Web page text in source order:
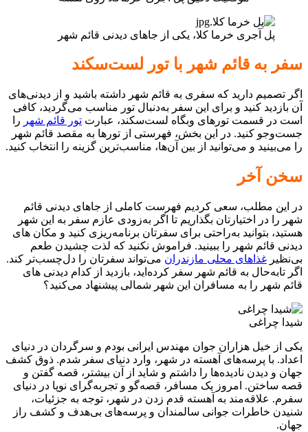
پل آجری خرما کلا، یکی از جاهای دیدنی قائم شهر
سفر به قائم شهر با تور لست‌سکند
اگر تصمیم دارید که سفری به قائم شهر داشته باشید و از دیدنی‌های
آن بازدید کنید و برای این سفر به‌دنبال تور مناسب می‌گردید، کافی
است در قسمت تورهای وبگاه لست‌سکند، عبارت تور قائم شهر را
جست‌وجو کنید. در این بخش، فهرستی از تورها به مقصد قائم شهر
را می‌بینید و می‌توانید از بین آن‌ها، مناسب‌ترین گزینه را انتخاب کنید.
سخن آخر
در این مطلب، سعی کردیم فهرست کاملی از جاهای دیدنی قائم
شهر را در اختیارتان بگذاریم تا اگر به‌زودی عازم سفر به این شهر
هستید، بتوانید به‌راحتی برای سفرتان برنامه‌ریزی کنید و مکان های
دیدنی قائم شهر را ببینید. فراموش نکنید که لذت چشیدن طعم
بی‌نظیر غذاهای محلی مازندران می‌تواند سفرتان را دل‌چسب‌تر کند.
اگر تابه‌حال به قائم شهر سفر کرده‌اید، بازدید از کدام دیدنی های
قائم شهر را به مسافران این شهر شمالی پیشنهاد می‌کنید؟
شیدا چراغی
یکی از خیل هزاران جوان مهندس ایرانی بودم و سرگردان در دنیای
اعداد. با پرسه‌های آهسته در شهر، وارد دنیای سفر شدم. ذوق کشف
جهان و دیدن نادیده‌ها را داشتم و شاید از آن بیشتر، قصه گفتن و
قصه ساختن. امروز یک مسافر، قصه‌گو و تجربه‌گرای نوپا در دنیای
سفرم. علاقه‌مند به آهسته قدم زدن در شهر، توجه به جزئیات،
شنیدن خاطرات جوانی سالمندان و پرسه‌های بی‌هدف و کشف راز
جهان.